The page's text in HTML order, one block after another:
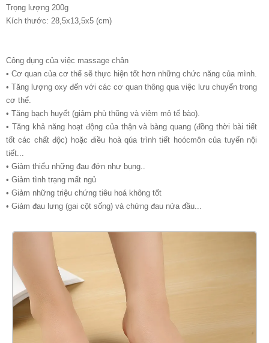
Trọng lượng 200g
Kích thước: 28,5x13,5x5 (cm)
Công dụng của việc massage chân
• Cơ quan của cơ thể sẽ thực hiện tốt hơn những chức năng của mình.
• Tăng lượng oxy đến với các cơ quan thông qua việc lưu chuyển trong
cơ thể.
• Tăng bạch huyết (giảm phù thũng và viêm mô tế bào).
• Tăng khả năng hoạt động của thận và bàng quang (đồng thời bài tiết
tốt các chất độc) hoặc điều hoà qúa trình tiết hoócmôn của tuyến nội
tiết...
• Giảm thiểu những đau đớn như bụng..
• Giảm tình trạng mất ngủ
• Giảm những triệu chứng tiêu hoá không tốt
• Giảm đau lưng (gai cột sống) và chứng đau nửa đầu...